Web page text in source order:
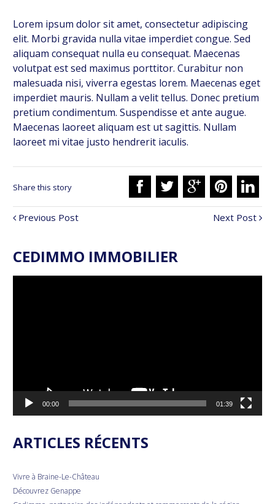
Lorem ipsum dolor sit amet, consectetur adipiscing
elit. Morbi gravida nulla vitae imperdiet congue. Sed
aliquam consequat nulla eu consequat. Maecenas
volutpat est sed maximus porttitor. Curabitur non
malesuada nisi, viverra egestas lorem. Maecenas eget
imperdiet mauris. Nullam a velit tellus. Donec pretium
pretium condimentum. Suspendisse et ante augue.
Maecenas laoreet aliquam est ut sagittis. Nullam
laoreet mi vitae justo hendrerit iaculis.
Share this story
Previous Post Next Post
CEDIMMO IMMOBILIER
00:00 01:39
ARTICLES RÉCENTS
Vivre à Braine-Le-Château
Découvrez Genappe